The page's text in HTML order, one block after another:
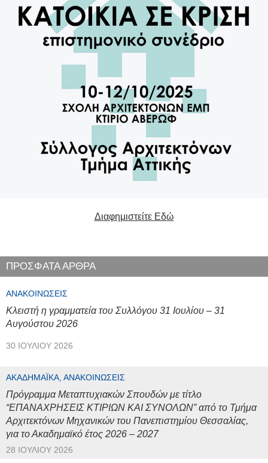
Διαφημιστείτε Εδώ
ΠΡΟΣΦΑΤΑ ΑΡΘΡΑ
ΑΝΑΚΟΙΝΏΣΕΙΣ
Κλειστή η γραμματεία του Συλλόγου 31 Ιουλίου – 31
Αυγούστου 2026
30 ΙΟΥΛΊΟΥ 2026
ΑΚΑΔΗΜΑΪΚΆ, ΑΝΑΚΟΙΝΏΣΕΙΣ
Πρόγραμμα Μεταπτυχιακών Σπουδών με τίτλο
“ΕΠΑΝΑΧΡΗΣΕΙΣ ΚΤΙΡΙΩΝ ΚΑΙ ΣΥΝΟΛΩΝ” από το Τμήμα
Αρχιτεκτόνων Μηχανικών του Πανεπιστημίου Θεσσαλίας,
για το Ακαδημαϊκό έτος 2026 – 2027
28 ΙΟΥΛΊΟΥ 2026